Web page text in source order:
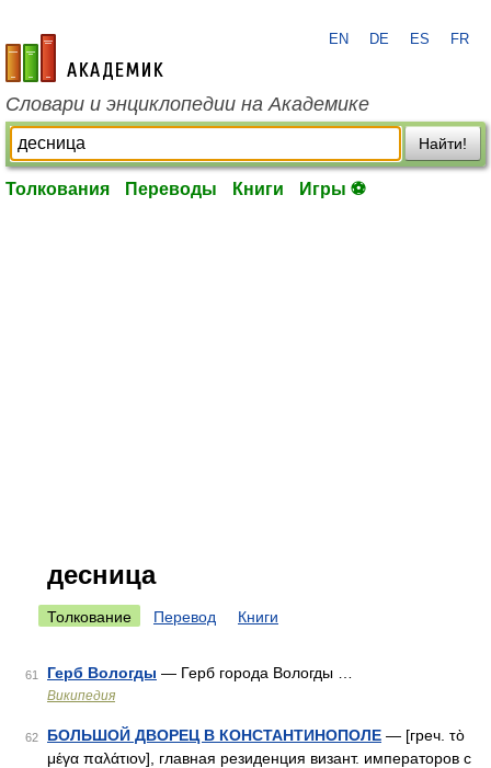
academic.ru
EN DE ES FR
Словари и энциклопедии на Академике
Найти!
Толкования Переводы Книги Игры ⚽
десница
Толкование Перевод Книги
61 Герб Вологды — Герб города Вологды …
Википедия
62 БОЛЬШОЙ ДВОРЕЦ В КОНСТАНТИНОПОЛЕ — [греч. τὸ
μέγα παλάτιον], главная резиденция визант. императоров с